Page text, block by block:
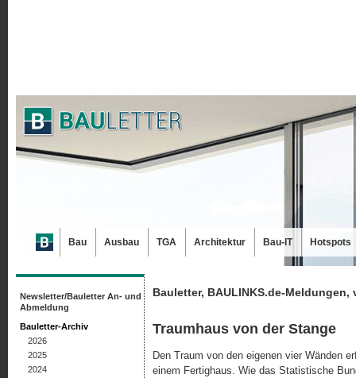
Bauletter, BAULINKS.de-Meldungen,
Traumhaus von der Stange
Den Traum von den eigenen vier Wänden
einem Fertighaus. Wie das Statistische
Newsletter/Bauletter An- und
Abmeldung
Bauletter-Archiv
2026
2025
2024
Bau Ausbau TGA Architektur Bau-IT Hotspots